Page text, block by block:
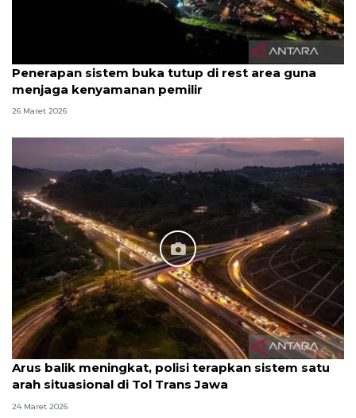
Penerapan sistem buka tutup di rest area guna
menjaga kenyamanan pemilir
26 Maret 2026
Arus balik meningkat, polisi terapkan sistem satu
arah situasional di Tol Trans Jawa
24 Maret 2026